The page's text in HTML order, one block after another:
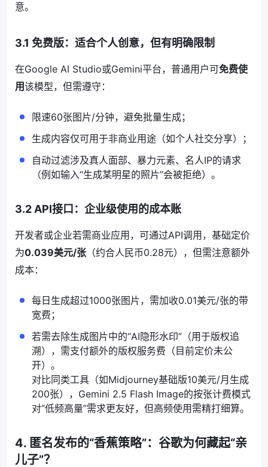
意。
3.1 免费版：适合个人创意，但有明确限制
在Google AI Studio或Gemini平台，普通用户可免费使
用该模型，但需遵守：
限速60张图片/分钟，避免批量生成；
生成内容仅可用于非商业用途（如个人社交分享）；
自动过滤涉及真人面部、暴力元素、名人IP的请求
（例如输入“生成某明星的照片”会被拒绝）。
3.2 API接口：企业级使用的成本账
开发者或企业若需商业应用，可通过API调用，基础定价
为0.039美元/张 （约合人民币0.28元），但需注意额外
成本：
每日生成超过1000张图片，需加收0.01美元/张的带
宽费；
若需去除生成图片中的“AI隐形水印”（用于版权追
溯），需支付额外的版权服务费（目前定价未公
开）。
对比同类工具（如Midjourney基础版10美元/月生成
200张），Gemini 2.5 Flash Image的按张计费模式
对“低频高量”需求更友好，但高频使用需精打细算。
4. 匿名发布的“香蕉策略”：谷歌为何藏起“亲
儿子”？